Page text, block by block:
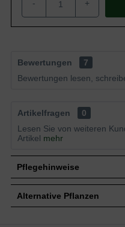
- +
Bewertungen
7
Bewertungen lesen,
Artikelfragen
0
Lesen Sie von weiteren
Artikel mehr
Pflegehinweise
Pflanz- und
Alternative Pflanzen